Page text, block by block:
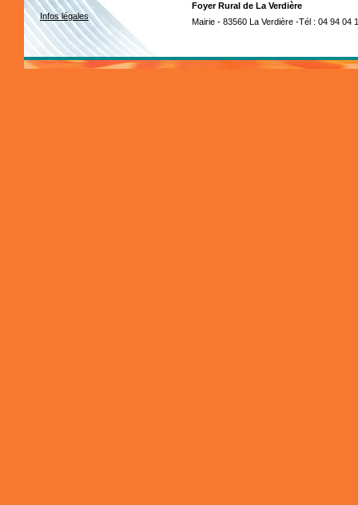
Infos légales
Foyer Rural de La Verdière
Mairie - 83560 La Verdière -Tél : 04 94 04